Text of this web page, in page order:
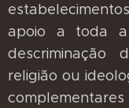
apoio a toda a
descriminação
religião ou